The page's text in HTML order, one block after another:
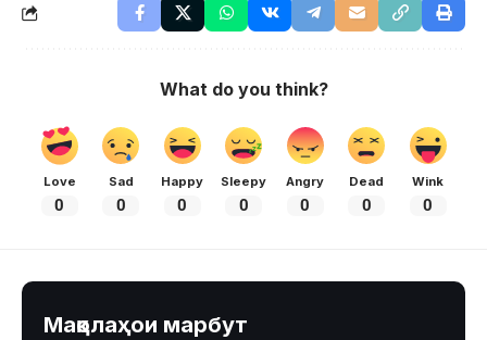
What do you think?
Love
0
Sad
0
Happy
0
Sleepy
0
Angry
0
Dead
0
Wink
0
Мақолаҳои марбут